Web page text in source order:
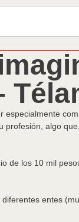
algo
de los 10 mil
entes